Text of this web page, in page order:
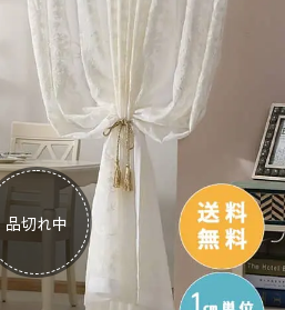
Nottingham レースカーテン
レースカーテン
ースカーテン
レースカーテン
Nottingham レースカーテン
Nottingham レースカーテン
品切れ中